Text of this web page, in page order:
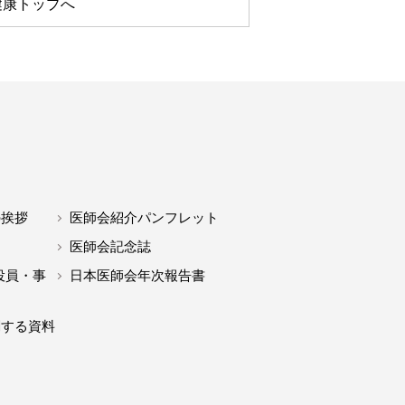
康トップへ
拶
員・事
る資料
医師会紹介パンフレット
医師会記念誌
日本医師会年次報告書